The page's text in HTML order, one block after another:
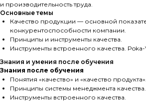
и производительность труда.
Основные темы
Качество продукции — основной
конкурентоспособности компании.
Принципы и инструменты качества.
Инструменты встроенного качества. Poka-
Знания и умения после обучения
Знания после обучения
Понятия «качество» и «качество продукта».
Принципы системы менеджмента качества.
Инструменты встроенного качества.